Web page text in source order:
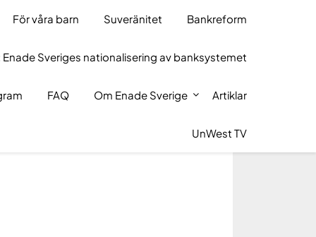
För våra barn Suveränitet Bankreform
Sveriges nationalisering av banksystemet
FAQ Om Enade Sverige Artiklar
UnWest TV